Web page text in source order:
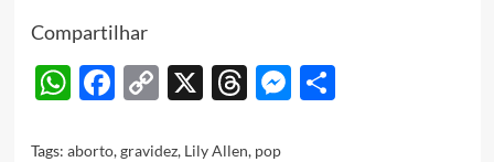
Compartilhar
WhatsApp
Facebook
Copy
X Threads
Messenger
Share
Tags: aborto,gravidez, Lily Allen, pop